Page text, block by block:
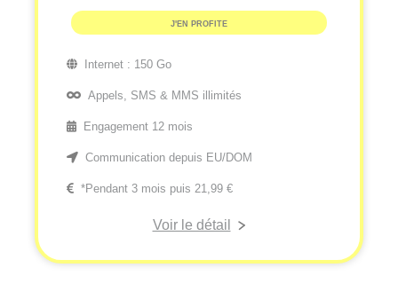
J'EN PROFITE
Internet : 150 Go
Appels, SMS & MMS illimités
Engagement 12 mois
Communication depuis EU/DOM
*Pendant 3 mois puis 21,99 €
Voir le détail